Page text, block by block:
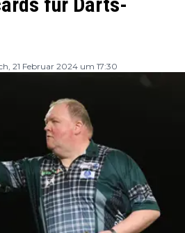
21 Februar 2024 um 17:30